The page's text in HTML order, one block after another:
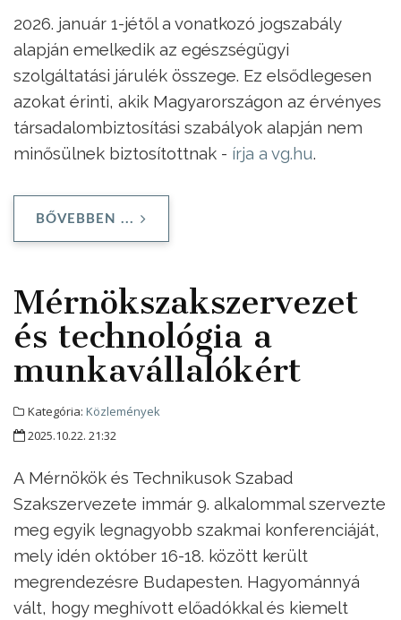
2026. január 1-jétől a vonatkozó jogszabály
alapján emelkedik az egészségügyi
szolgáltatási járulék összege. Ez elsődlegesen
azokat érinti, akik Magyarországon az érvényes
társadalombiztosítási szabályok alapján nem
minősülnek biztosítottnak - írja a vg.hu.
BŐVEBBEN ...
Mérnökszakszervezet
és technológia a
munkavállalókért
Kategória: Közlemények
2025.10.22. 21:32
A Mérnökök és Technikusok Szabad
Szakszervezete immár 9. alkalommal szervezte
meg egyik legnagyobb szakmai konferenciáját,
mely idén október 16-18. között került
megrendezésre Budapesten. Hagyománnyá
vált, hogy meghívott előadókkal és kiemelt